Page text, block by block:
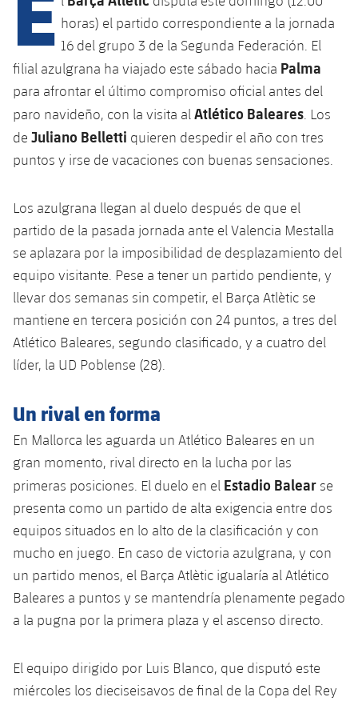
plusicon
más
Instalaciones
Spotify Camp Nou
Estadi Johan Cruyff
Barça Cafe
plusicon
más
Servicios
Servicios Médicos
Accesibilidad
plusicon
Acreditaciones
Instalaciones
SUB13
SUB12
SUB11 A
SUB11 B
SUB10 B
SUB9 A
SUB8 A
SUB13 B
SUB12 C
SUB11 C
Entradas
Gameday Shows
Resultados
Clasificación
Jugadores
Historia
Palmarés
Base
Barça Atlètic
Junior
Cadete B
Infantil A
Infantil B
Campus Verano
PLUSICON
MÁS
Primer Equipo
plusicon
más
Actualidad
Entradas
Resultados
Clasificaciones
Jugadores
Fotos
Historia
Barça Atlètic
plusicon
más
Calendario
Resultados
Clasificaciones
Jugadores
Actualidad
Juvenil
Cadete A
Cadete B
Infantil B
PLUSICON
MÁS
Primer equipo
plusicon
más
Calendario
Clasificaciones
Jugadors
Fotos
Historia
plusicon
más
Actualidad
Resultados
Jugadores
Clasificaciones
Base
plusicon
más
Juvenil
Cadete
Alevín
PLUSICON
Primer equipo
plusicon
más
Actualidad
Calendario
Entradas
Clasificaciones
Barça Atlètic
plusicon
más
Actualidad
Calendario
Jugadores
Base
plusicon
más
Actualidad
Junior
Campus Verano
PLUSICON
MÁS
Información general
horas) el partido correspondiente a la jornada
16 del grupo 3 de la Segunda Federación. El
filial azulgrana ha viajado este sábado hacia Palma
para afrontar el último compromiso oficial antes del
paro navideño, con la visita al Atlético Baleares . Los
de Juliano Belletti quieren despedir el año con tres
puntos y irse de vacaciones con buenas sensaciones.
Los azulgrana llegan al duelo después de que el
partido de la pasada jornada ante el Valencia Mestalla
se aplazara por la imposibilidad de desplazamiento del
equipo visitante. Pese a tener un partido pendiente, y
llevar dos semanas sin competir, el Barça Atlètic se
mantiene en tercera posición con 24 puntos, a tres del
Atlético Baleares, segundo clasificado, y a cuatro del
líder, la UD Poblense (28).
Un rival en forma
En Mallorca les aguarda un Atlético Baleares en un
gran momento, rival directo en la lucha por las
primeras posiciones. El duelo en el Estadio Balear se
presenta como un partido de alta exigencia entre dos
equipos situados en lo alto de la clasificación y con
mucho en juego. En caso de victoria azulgrana, y con
un partido menos, el Barça Atlètic igualaría al Atlético
Baleares a puntos y se mantendría plenamente pegado
a la pugna por la primera plaza y el ascenso directo.
El equipo dirigido por Luis Blanco, que disputó este
miércoles los dieciseisavos de final de la Copa del Rey